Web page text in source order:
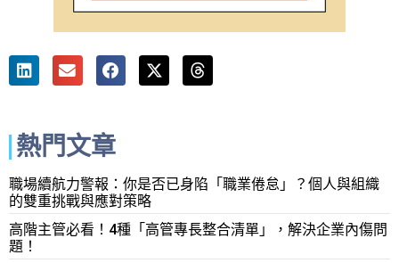
熱門文章
職場續航力警報：你是否已身陷「職業倦怠」？個人與組織
的雙重挑戰與應對策略
高階主管必看！4種「高管專長整合清單」，解決企業內傷問
題！